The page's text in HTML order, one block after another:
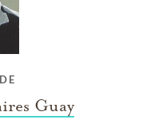
Guay